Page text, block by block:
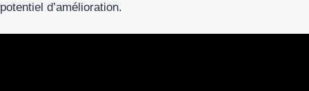
potentiel d’amélioration.